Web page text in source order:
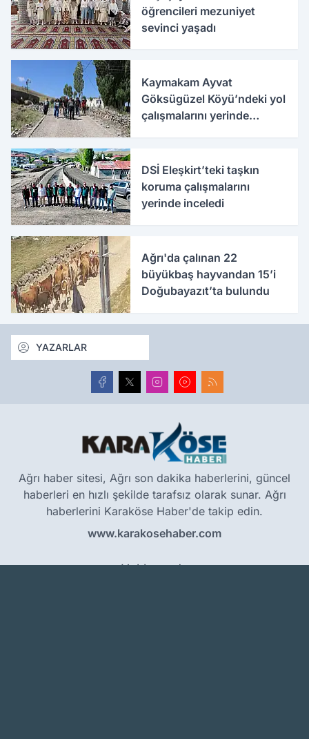
öğrencileri mezuniyet
sevinci yaşadı
Kaymakam Ayvat
Göksügüzel Köyü’ndeki yol
çalışmalarını yerinde
DSİ Eleşkirt’teki taşkın
koruma çalışmalarını
yerinde inceledi
Ağrı'da çalınan 22
büyükbaş hayvandan 15’i
Doğubayazıt’ta bulundu
YAZARLAR
Ağrı haber sitesi, Ağrı son dakika haberlerini, güncel
haberleri en hızlı şekilde tarafsız olarak sunar. Ağrı
haberlerini Karaköse Haber'de takip edin.
www.karakosehaber.com
Hakkımızda